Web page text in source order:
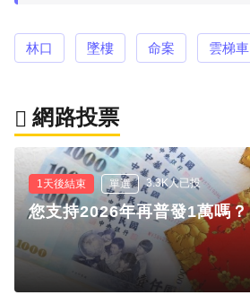
林口 墜樓 命案 雲梯車
網路投票
1天後結束 單選 3.3K人已投
您支持2026年再普發1萬嗎？